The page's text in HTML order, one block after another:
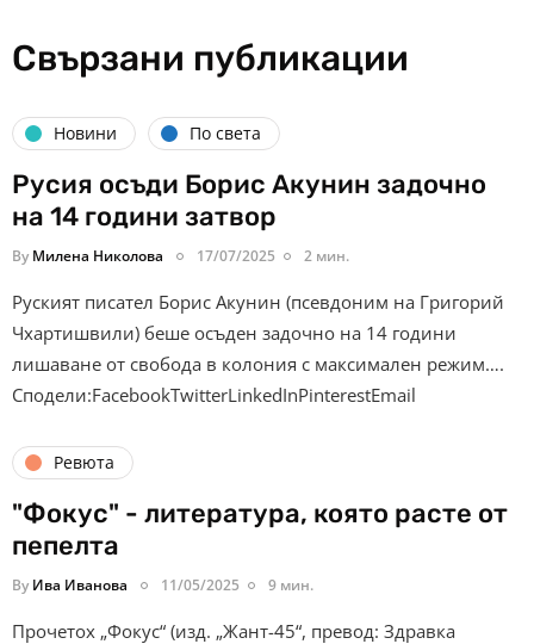
Свързани публикации
Новини По света
Русия осъди Борис Акунин задочно
на 14 години затвор
By Милена Николова 17/07/2025 2 мин.
Руският писател Борис Акунин (псевдоним на Григорий
Чхартишвили) беше осъден задочно на 14 години
лишаване от свобода в колония с максимален режим….
Сподели:FacebookTwitterLinkedInPinterestEmail
Ревюта
"Фокус" - литература, която расте от
пепелта
By Ива Иванова 11/05/2025 9 мин.
Прочетох „Фокус“ (изд. „Жант-45“, превод: Здравка